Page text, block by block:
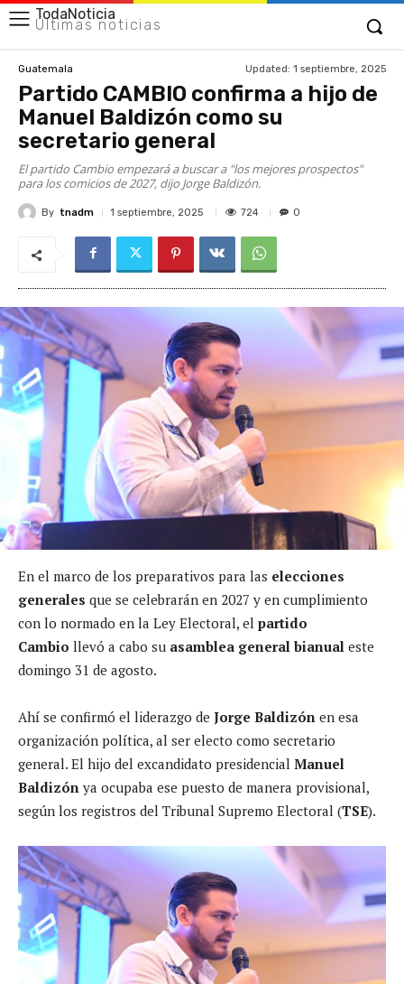
TodaNoticia
Últimas noticias
Guatemala Updated: 1 septiembre, 2025
Partido CAMBIO confirma a hijo de
Manuel Baldizón como su
secretario general
El partido Cambio empezará a buscar a "los mejores prospectos"
para los comicios de 2027, dijo Jorge Baldizón.
By tnadm 1 septiembre, 2025 724 0
En el marco de los preparativos para las elecciones
generales que se celebrarán en 2027 y en cumplimiento
con lo normado en la Ley Electoral, el partido
Cambio llevó a cabo su asamblea general bianual este
domingo 31 de agosto.
Ahí se confirmó el liderazgo de Jorge Baldizón en esa
organización política, al ser electo como secretario
general. El hijo del excandidato presidencial Manuel
Baldizón ya ocupaba ese puesto de manera provisional,
según los registros del Tribunal Supremo Electoral (TSE).